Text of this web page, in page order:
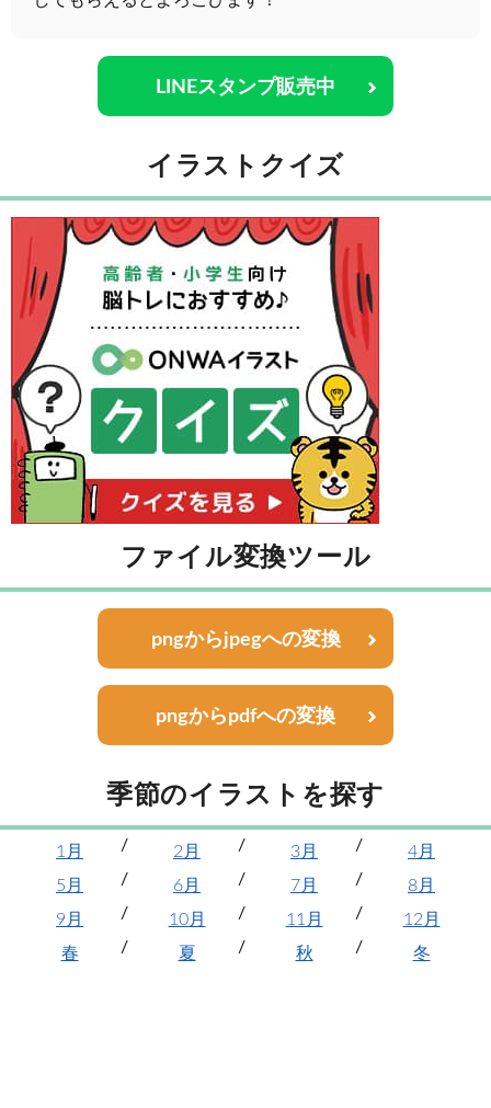
LINEスタンプ販売中
イラストクイズ
ファイル変換ツール
pngからjpegへの変換
pngからpdfへの変換
季節のイラストを探す
1月 2月 3月
4月
5月
6月 7月
8月
9月
10月 11月
12月
春
夏 秋 冬